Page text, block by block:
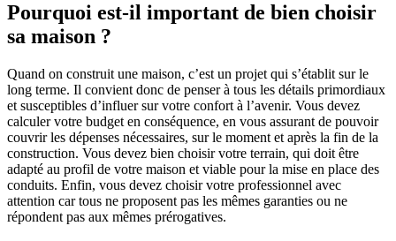
Pourquoi est-il important de bien choisir
sa maison ?
Quand on construit une maison, c’est un projet qui s’établit sur le
long terme. Il convient donc de penser à tous les détails primordiaux
et susceptibles d’influer sur votre confort à l’avenir. Vous devez
calculer votre budget en conséquence, en vous assurant de pouvoir
couvrir les dépenses nécessaires, sur le moment et après la fin de la
construction. Vous devez bien choisir votre terrain, qui doit être
adapté au profil de votre maison et viable pour la mise en place des
conduits. Enfin, vous devez choisir votre professionnel avec
attention car tous ne proposent pas les mêmes garanties ou ne
répondent pas aux mêmes prérogatives.